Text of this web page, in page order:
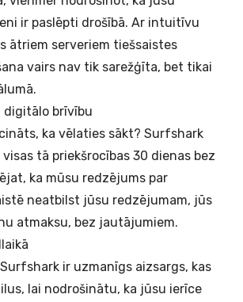
ir paslēpti drošībā. Ar intuitīvu
ātriem serveriem tiešsaistes
vairs nav tik sarežģīta, bet tikai
digitālo brīvību
ka vēlaties sākt? Surfshark
tā priekšrocības 30 dienas bez
ka mūsu redzējums par
neatbilst jūsu redzējumam, jūs
atmaksu, bez jautājumiem.
ir uzmanīgs aizsargs, kas
lai nodrošinātu, ka jūsu ierīce